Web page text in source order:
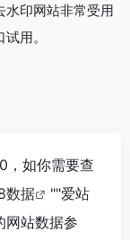
印网站非常受用
用。
，如你需要查
数据 ""爱站
网站数据参